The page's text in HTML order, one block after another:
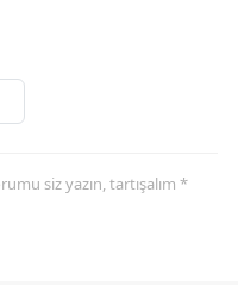
siz yazın, tartışalım *